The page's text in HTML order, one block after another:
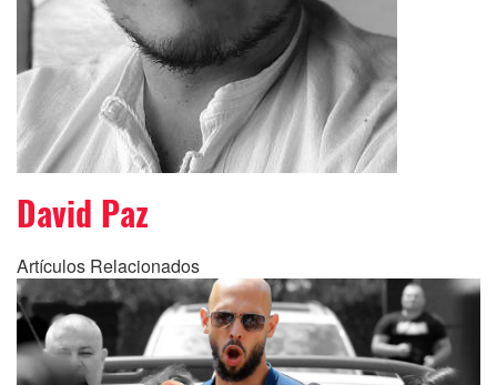
David Paz
Artículos Relacionados